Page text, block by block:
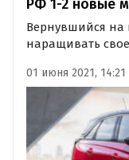
РФ 1-2 новые
Вернувшийся
наращивать
Об этом
бренд-
Казимирчука.
01 июня 2021, 14:21